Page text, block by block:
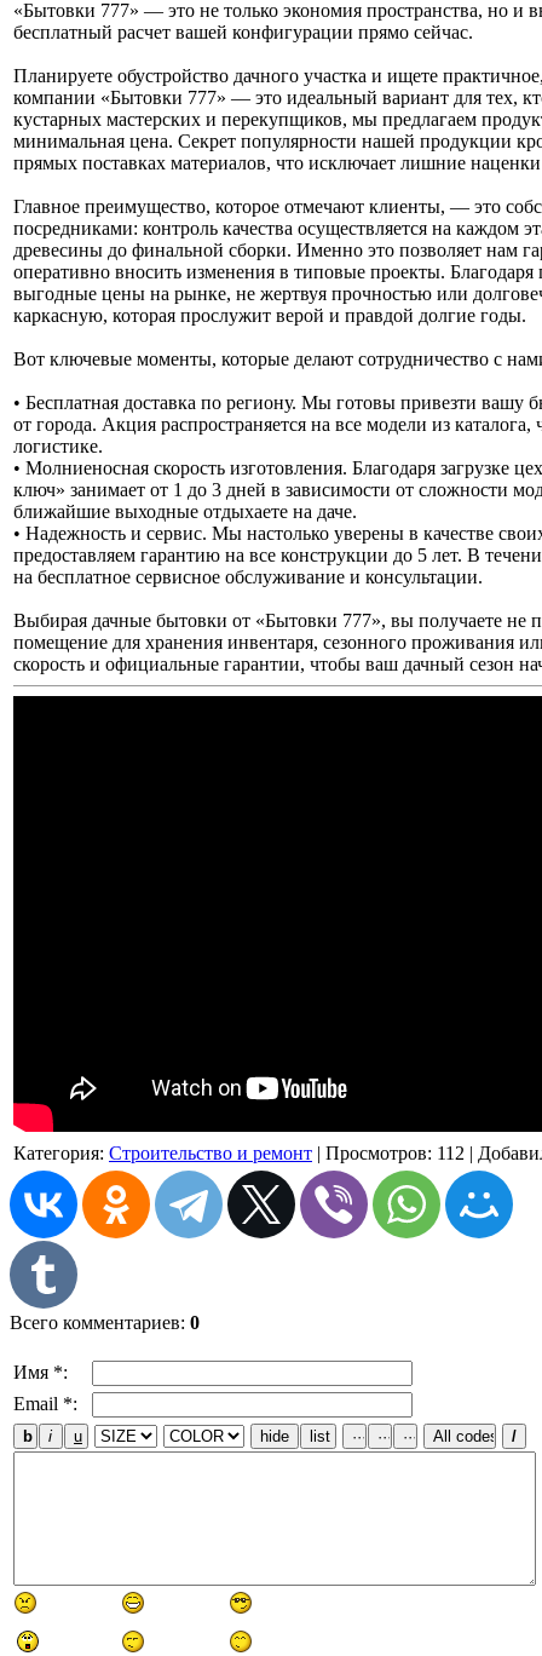
«Бытовки 777» — это не только экономия пространства, но и
бесплатный расчет вашей конфигурации прямо сейчас.
Планируете обустройство дачного участка и ищете
компании «Бытовки 777» — это идеальный вариант для тех,
кустарных мастерских и перекупщиков, мы предлагаем
минимальная цена. Секрет популярности нашей продукции
прямых поставках материалов, что исключает лишние
Главное преимущество, которое отмечают клиенты, — это
посредниками: контроль качества осуществляется на каждом
древесины до финальной сборки. Именно это позволяет нам
оперативно вносить изменения в типовые проекты.
выгодные цены на рынке, не жертвуя прочностью или
каркасную, которая прослужит верой и правдой долгие годы.
Вот ключевые моменты, которые делают сотрудничество с
• Бесплатная доставка по региону. Мы готовы привезти вашу
от города. Акция распространяется на все модели из
логистике.
• Молниеносная скорость изготовления. Благодаря загрузке
ключ» занимает от 1 до 3 дней в зависимости от сложности
ближайшие выходные отдыхаете на даче.
• Надежность и сервис. Мы настолько уверены в качестве
предоставляем гарантию на все конструкции до 5 лет. В
на бесплатное сервисное обслуживание и консультации.
Выбирая дачные бытовки от «Бытовки 777», вы получаете не
помещение для хранения инвентаря, сезонного проживания
скорость и официальные гарантии, чтобы ваш дачный сезон
Категория: Строительство и ремонт | Просмотров: 112 |
Всего комментариев: 0
Имя *:
Email *: